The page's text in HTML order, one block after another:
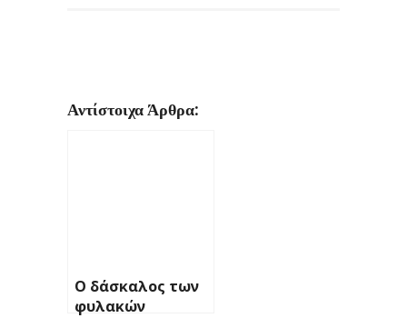
Αντίστοιχα Άρθρα:
Ο δάσκαλος των
φυλακών